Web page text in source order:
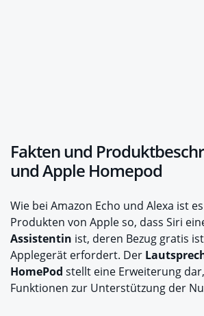
Fakten und
und Apple Homepod
Wie bei Amazon Echo und Alexa ist
Produkten von Apple so, dass Siri
Assistentin ist, deren Bezug gratis
Applegerät erfordert. Der
HomePod stellt eine Erweiterung
Funktionen zur Unterstützung der